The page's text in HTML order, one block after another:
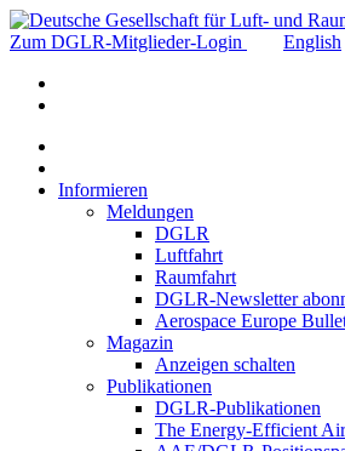
Zum DGLR-Mitglieder-Login English
Informieren
Meldungen
DGLR
Luftfahrt
Raumfahrt
DGLR-Newsletter
Aerospace Europe
Magazin
Anzeigen schalten
Publikationen
DGLR-Publikationen
The Energy-Efficient